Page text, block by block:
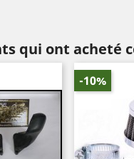
qui ont acheté
-10%